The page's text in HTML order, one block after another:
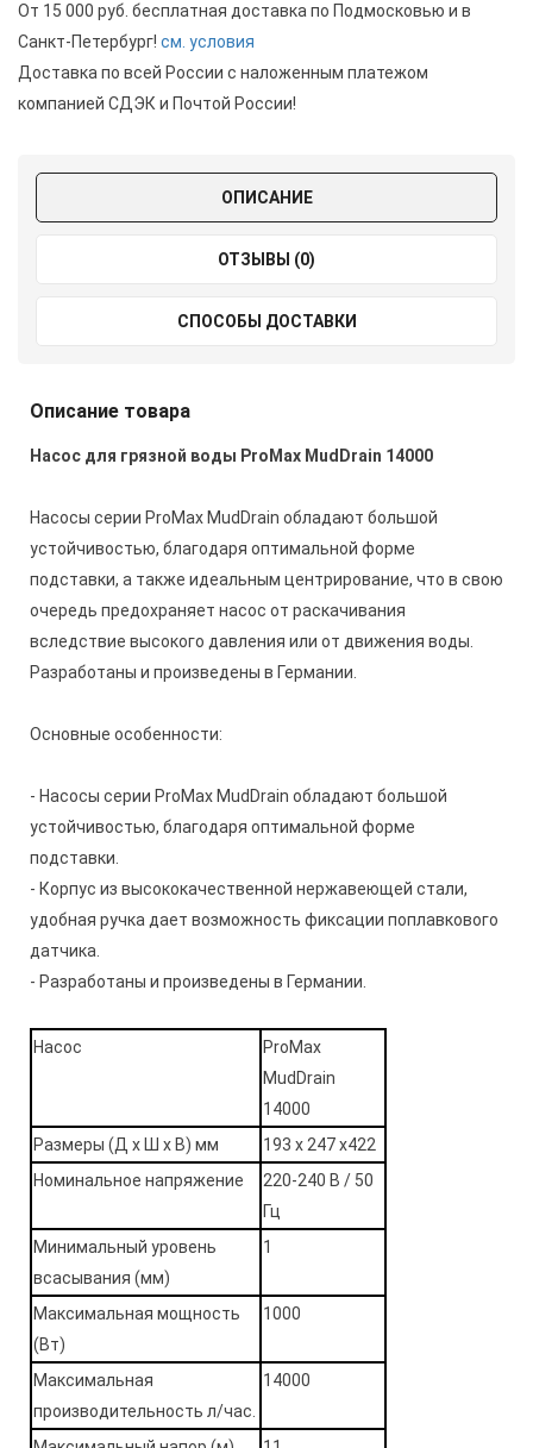
От 15 000 руб. бесплатная доставка по Подмосковью и в
Санкт-Петербург! см. условия
Доставка по всей России с наложенным платежом
компанией СДЭК и Почтой России!
ОПИСАНИЕ
ОТЗЫВЫ (0)
СПОСОБЫ ДОСТАВКИ
Описание товара
Насос для грязной воды ProMax MudDrain 14000
Насосы серии ProMax MudDrain обладают большой
устойчивостью, благодаря оптимальной форме
подставки, а также идеальным центрирование, что в свою
очередь предохраняет насос от раскачивания
вследствие высокого давления или от движения воды.
Разработаны и произведены в Германии.
Основные особенности:
- Насосы серии ProMax MudDrain обладают большой
устойчивостью, благодаря оптимальной форме
подставки.
- Корпус из высококачественной нержавеющей стали,
удобная ручка дает возможность фиксации поплавкового
датчика.
- Разработаны и произведены в Германии.
Насос
ProMax
MudDrain
14000
Размеры (Д x Ш x В) мм
193 x 247 x422
Номинальное напряжение
220-240 В / 50
Гц
Минимальный уровень
всасывания (мм)
1
Максимальная мощность
(Вт)
1000
Максимальная
производительность л/час.
14000